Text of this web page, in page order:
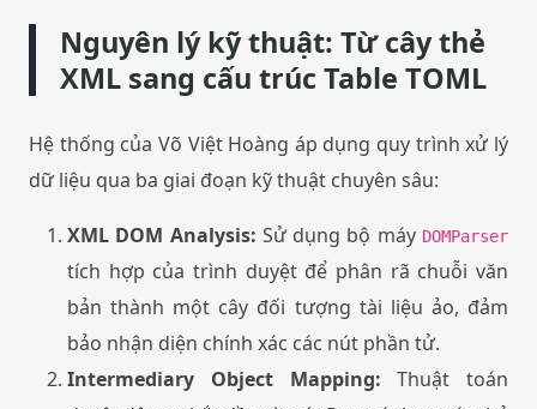
Nguyên lý kỹ thuật: Từ cây thẻ
XML sang cấu trúc Table TOML
Hệ thống của Võ Việt Hoàng áp dụng quy trình xử lý
dữ liệu qua ba giai đoạn kỹ thuật chuyên sâu:
XML DOM Analysis: Sử dụng bộ máy DOMParser
tích hợp của trình duyệt để phân rã chuỗi văn
bản thành một cây đối tượng tài liệu ảo, đảm
bảo nhận diện chính xác các nút phần tử.
Intermediary Object Mapping: Thuật toán